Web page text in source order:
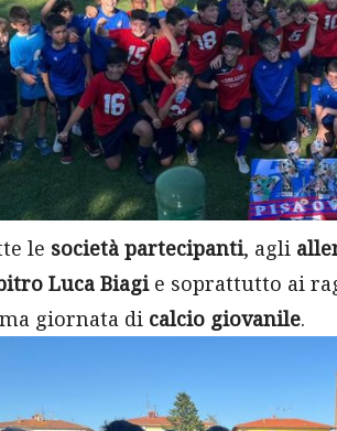
le società partecipanti, agli
Luca Biagie soprattutto ai
giornata di calcio giovanile.